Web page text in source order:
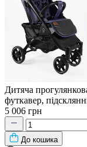
Дитяча
футкавер,
5 006 грн
До кошика